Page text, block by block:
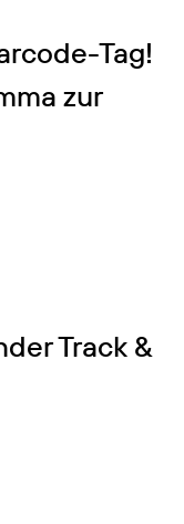
Tag!
zur
Track &